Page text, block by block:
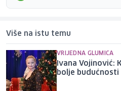
Više na istu temu
VRIJEDNA GLUMICA
Ivana Vojinović:
bolje